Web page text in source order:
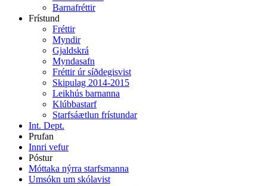
Barnafréttir
Frístund
Fréttir
Myndir
Gjaldskrá
Myndasafn
Fréttir úr síðdegisvist
Skipulag 2014-2015
Leikhús barnanna
Klúbbastarf
Starfsáætlun frístundar
Int. Dept.
Prufan
Innri vefur
Póstur
Móttaka nýrra starfsmanna
Umsókn um skólavist